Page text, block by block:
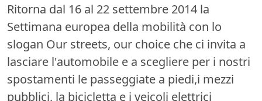
Ritorna dal 16 al 22 settembre 2014 la
Settimana europea della mobilità con lo
slogan Our streets, our choice che ci invita a
lasciare l'automobile e a scegliere per i nostri
spostamenti le passeggiate a piedi,i mezzi
pubblici, la bicicletta e i veicoli elettrici